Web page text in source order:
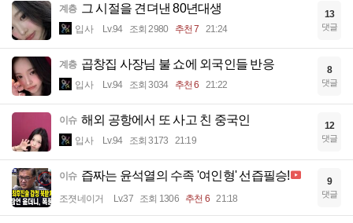
계층 그 시절을 견뎌낸 80년대생
입사 Lv.94 조회 2980 추천 7 21:24
13
댓글
계층 곱창집 사장님 불 쇼에 외국인들 반응
입사 Lv.94 조회 3034 추천 6 21:22
8
댓글
이슈 해외 공항에서 또 사고 친 중국인
입사 Lv.94 조회 3173 21:19
12
댓글
이슈 즙짜는 윤석열의 수족 '여인형' 선즙필승!
조졋네이거 Lv.37 조회 1306 추천 6 21:18
9
댓글